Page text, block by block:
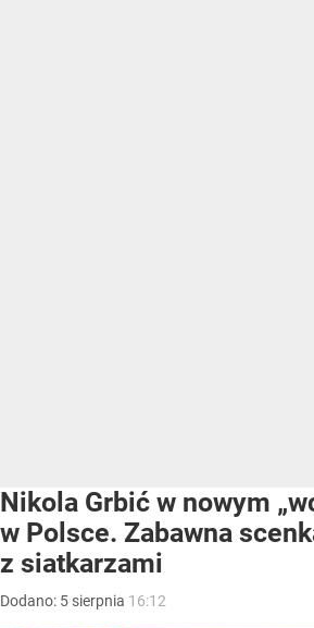
Nikola Grbić w nowym
w Polsce. Zabawna
z siatkarzami
Dodano: 5 sierpnia 16:12